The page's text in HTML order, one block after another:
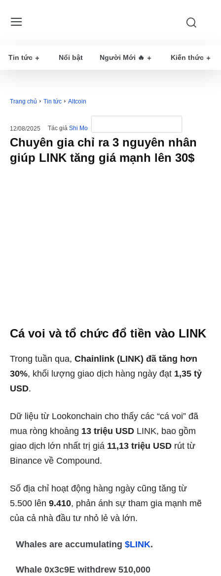
Tin tức Nổi bật Người Mới 🔥 Kiến thức
Trang chủ Tin tức Altcoin
12/08/2025 Tác giả Shi Mo
Chuyên gia chỉ ra 3 nguyên nhân
giúp LINK tăng giá mạnh lên 30$
Cá voi và tổ chức đổ tiền vào LINK
Trong tuần qua, Chainlink (LINK) đã tăng hơn
30%, khối lượng giao dịch hàng ngày đạt 1,35 tỷ
USD.
Dữ liệu từ Lookonchain cho thấy các “cá voi” đã
mua ròng khoảng 13 triệu USD LINK, bao gồm
giao dịch lớn nhất trị giá 11,13 triệu USD rút từ
Binance về Compound.
Số địa chỉ hoạt động hàng ngày cũng tăng từ
5.500 lên 9.410, phản ánh sự tham gia mạnh mẽ
của cả nhà đầu tư nhỏ lẻ và lớn.
Whales are accumulating$LINK.
Whale 0x3c9E withdrew 510,000